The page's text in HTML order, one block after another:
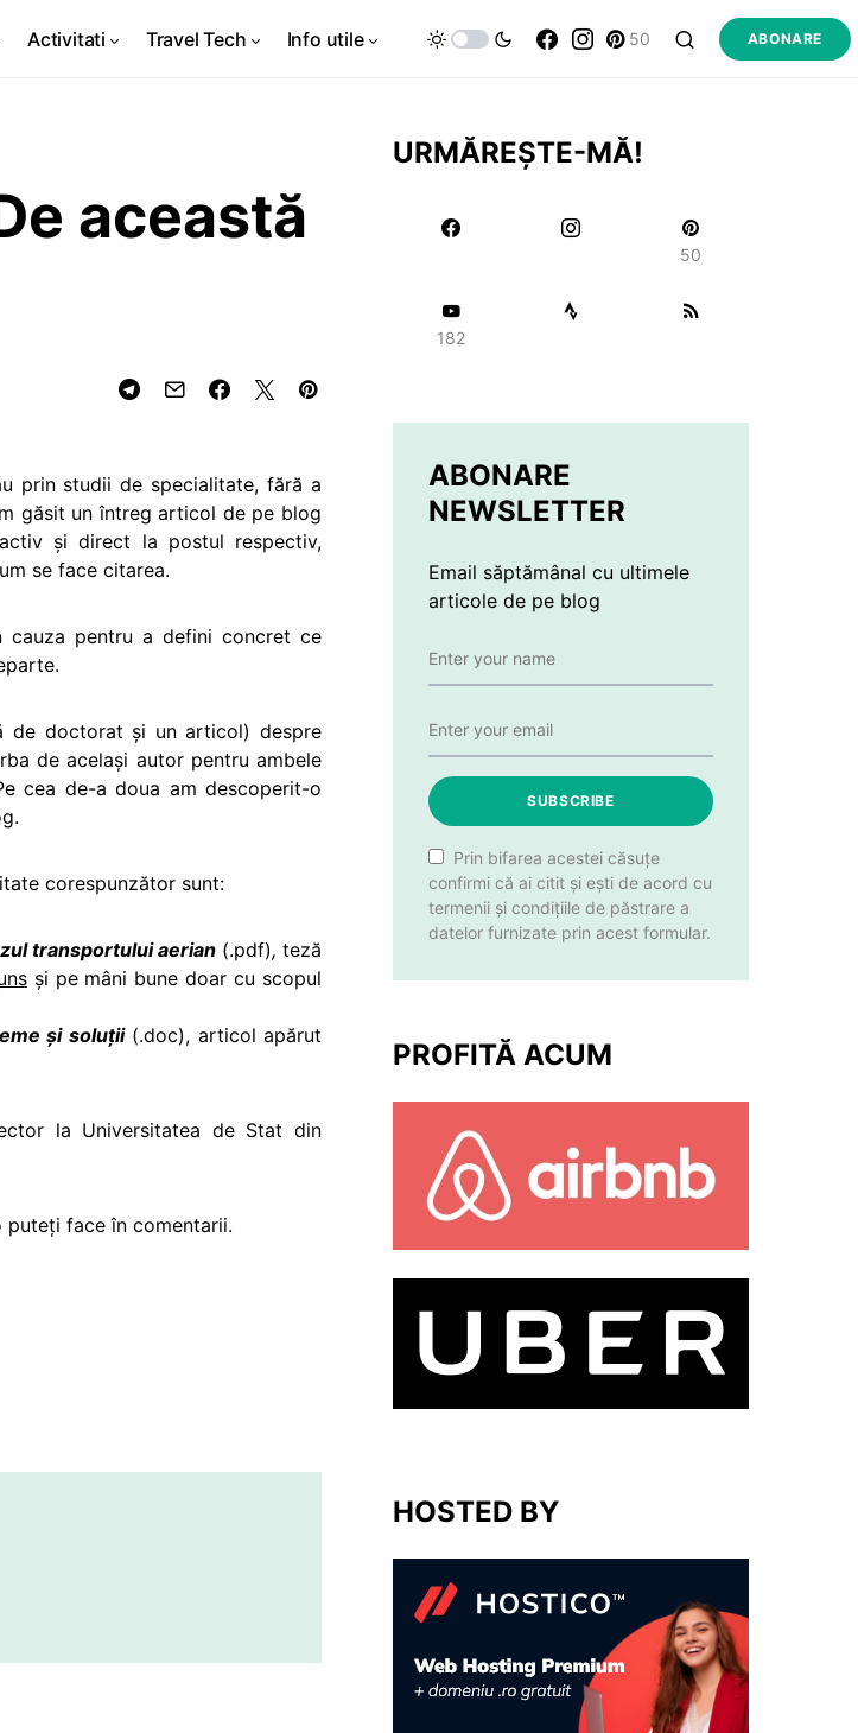
Activitati Travel Tech Info utile 50 ABONARE
această
prin studii de specialitate, fără a
găsit un întreg articol de pe blog
şi direct la postul respectiv,
se face citarea.
cauza pentru a defini concret ce
de doctorat și un articol) despre
de acelaşi autor pentru ambele
cea de-a doua am descoperit-o
corespunzător sunt:
transportului aerian (.pdf),teză
și pe mâni bune doar cu scopul
şi soluţii(.doc), articol apărut
la Universitatea de Stat din
puteţi face în comentarii.
URMĂREȘTE-MĂ!
50
182
ABONARE
NEWSLETTER
Email săptămânal cu ultimele
articole de pe blog
SUBSCRIBE
Prin bifarea acestei căsuțe
confirmi că ai citit și ești de acord cu
termenii și condițiile de păstrare a
datelor furnizate prin acest formular.
PROFITĂ ACUM
HOSTED BY